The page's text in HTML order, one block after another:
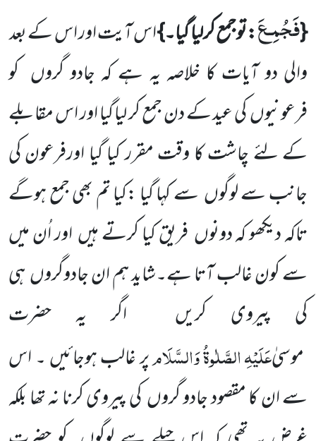
}فَجُمِـعَ:توجمع کرلیا گیا۔{اس آیت اور اس کے بعد
والی دو آیات کا خلاصہ یہ ہے کہ جادو گروں کو
فرعونیوں کی عید کے دن جمع کر لیا گیا اور اس مقابلے
کے لئے چاشت کا وقت مقرر کیا گیا اورفرعون کی
جانب سے لوگوں سے کہا گیا :کیا تم بھی جمع ہوگے
تاکہ دیکھو کہ دونوں فریق کیا کرتے ہیں اور اُن میں
سے کون غالب آتا ہے۔شاید ہم ان جادوگروں ہی
کی پیروی کریں اگر یہ حضرت
عَلَیْہِالصَّلٰوۃُوَالسَّلَامپر غالب ہوجائیں ۔ اس
سے ان کا مقصود جادو گروں کی پیروی کرنا نہ تھا بلکہ